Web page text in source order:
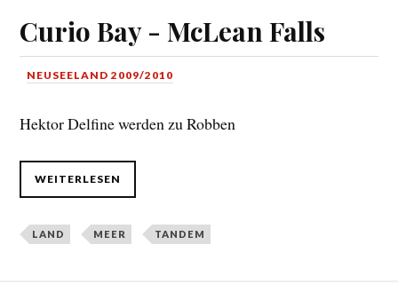
Curio Bay - McLean Falls
NEUSEELAND 2009/2010
Hektor Delfine werden zu Robben
WEITERLESEN
LAND MEER TANDEM